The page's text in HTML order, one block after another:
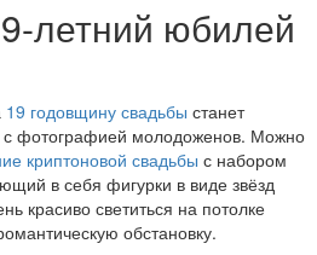
летний юбилей
19 годовщину свадьбы станет
фотографией молодоженов. Можно
криптоновой свадьбы с набором
в себя фигурки в виде звёзд
красиво светиться на потолке
обстановку.